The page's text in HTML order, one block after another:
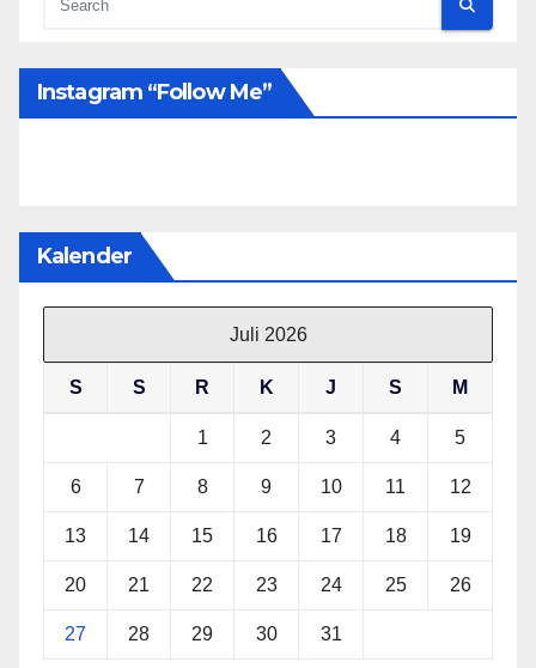
Instagram “follow Me”
Kalender
Juli 2026
S S R K J S M
1 2 3 4 5
6 7 8 9 10 11 12
13 14 15 16 17 18 19
20 21 22 23 24 25 26
27 28 29 30 31